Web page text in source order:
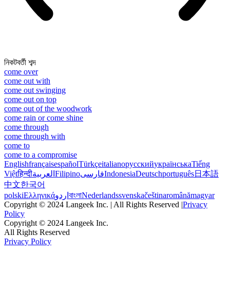
নিকটবর্তী শব্দ
come over
come out with
come out swinging
come out on top
come out of the woodwork
come rain or come shine
come through
come through with
come to
come to a compromise
EnglishfrançaisespañolTürkçeitalianoрусскийукраїнськаTiếng
Việtहिन्दीالعربية FilipinoفارسیIndonesiaDeutschportuguês日本語
中文한국어
polskiΕλληνικάاردو বাংলাNederlandssvenskačeštinaromânămagyar
Copyright © 2024 Langeek Inc. | All Rights Reserved |Privacy
Policy
Copyright © 2024 Langeek Inc.
All Rights Reserved
Privacy Policy